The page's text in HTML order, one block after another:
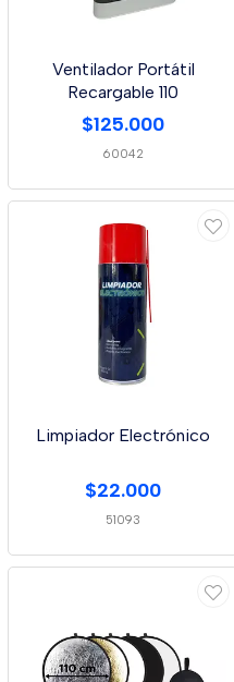
Ventilador Portátil
Recargable 110
$125.000
60042
Limpiador Electrónico
$22.000
51093